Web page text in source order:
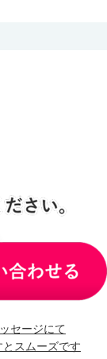
セージにて
スムーズです